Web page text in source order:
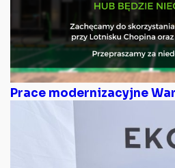
Prace modernizacyjne